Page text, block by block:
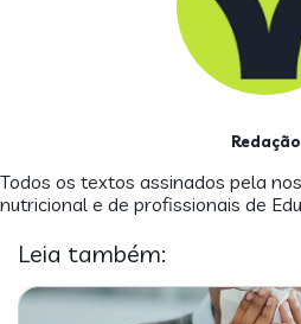
Redação
Todos os textos assinados pela
nutricional e de profissionais de
Leia também: